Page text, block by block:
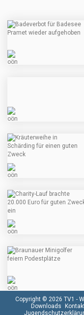
Copyright © 2026 TV1 -
Downloads